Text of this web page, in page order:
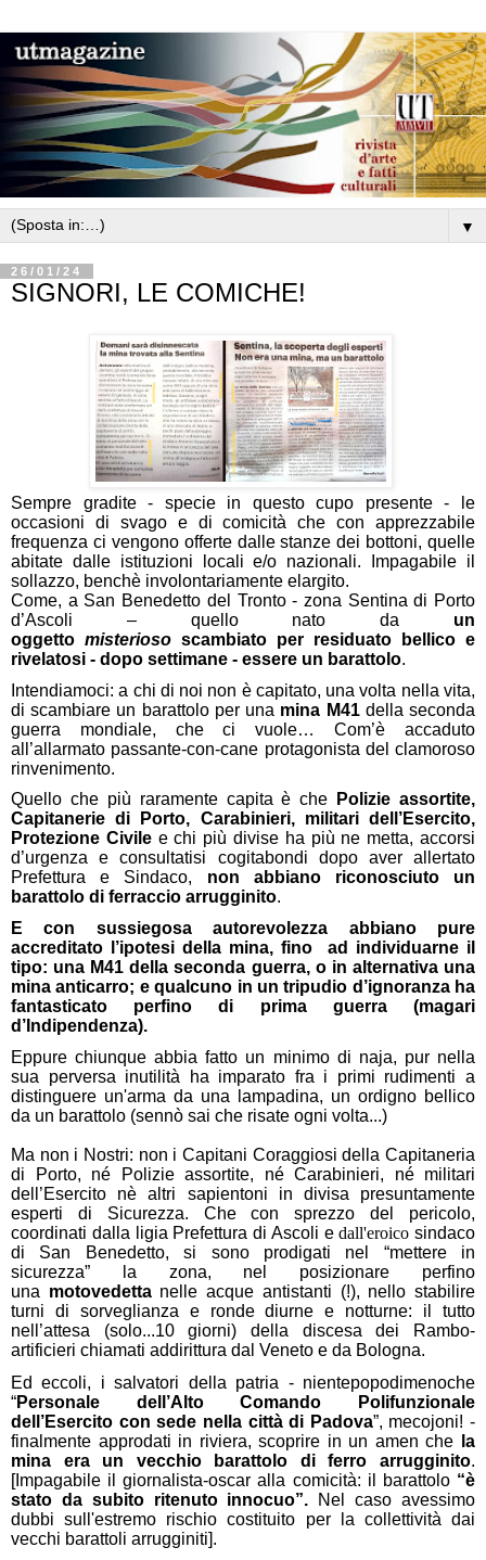
▼
26/01/24
SIGNORI, LE COMICHE!
Sempre gradite - specie in questo cupo presente - le
occasioni di svago e di comicità che con apprezzabile
frequenza ci vengono offerte dalle stanze dei bottoni, quelle
abitate dalle istituzioni locali e/o nazionali. Impagabile il
sollazzo, benchè involontariamente elargito.
Come, a San Benedetto del Tronto - zona Sentina di Porto
d’Ascoli – quello nato da
un
oggetto misterioso scambiato per residuato bellico e
rivelatosi - dopo settimane - essere un barattolo.
Intendiamoci: a chi di noi non è capitato, una volta nella vita,
di scambiare un barattolo per una mina M41 della seconda
guerra mondiale, che ci vuole… Com’è accaduto
all’allarmato passante-con-cane protagonista del clamoroso
rinvenimento.
Quello che più raramente capita è che
Polizie assortite,
Capitanerie di Porto, Carabinieri, militari dell’Esercito,
Protezione Civile e chi più divise ha più ne metta, accorsi
d’urgenza e consultatisi cogitabondi dopo aver allertato
Prefettura e Sindaco, non abbiano riconosciuto un
barattolo di ferraccio arrugginito.
E con sussiegosa autorevolezza abbiano pure
accreditato l’ipotesi della mina, fino ad individuarne il
tipo: una M41 della seconda guerra, o in alternativa una
mina anticarro; e qualcuno in un tripudio d’ignoranza ha
fantasticato perfino di prima guerra (magari
d’Indipendenza).
Eppure chiunque abbia fatto un minimo di naja, pur nella
sua perversa inutilità ha imparato fra i primi rudimenti a
distinguere un'arma da una lampadina, un ordigno bellico
da un barattolo (sennò sai che risate ogni volta...)
Ma non i Nostri: non i Capitani Coraggiosi della Capitaneria
di Porto, né Polizie assortite, né Carabinieri, né militari
dell’Esercito nè altri sapientoni in divisa presuntamente
esperti di Sicurezza. Che con sprezzo del pericolo,
coordinati dalla ligia Prefettura di Ascoli e dall'eroico sindaco
di San Benedetto, si sono prodigati nel “mettere in
sicurezza” la zona, nel posizionare perfino
una motovedetta nelle acque antistanti (!), nello stabilire
turni di sorveglianza e ronde diurne e notturne: il tutto
nell’attesa (solo...10 giorni) della discesa dei Rambo-
artificieri chiamati addirittura dal Veneto e da Bologna.
Ed eccoli, i salvatori della patria - nientepopodimenoche
“Personale dell’Alto Comando Polifunzionale
dell’Esercito con sede nella città di Padova”, mecojoni! -
finalmente approdati in riviera, scoprire in un amen che
la
mina era un vecchio barattolo di ferro arrugginito.
[Impagabile il giornalista-oscar alla comicità: il barattolo “è
stato da subito ritenuto innocuo”.
Nel caso avessimo
dubbi sull'estremo rischio costituito per la collettività dai
vecchi barattoli arrugginiti].